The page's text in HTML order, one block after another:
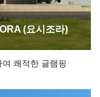
(요시조라)
쾌적한 글램핑